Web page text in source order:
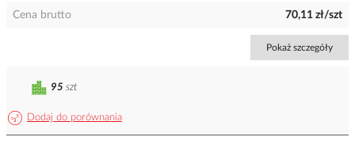
Cena brutto 70,11 zł/szt
Pokaż szczegóły
Dodaj do porównania
95 szt